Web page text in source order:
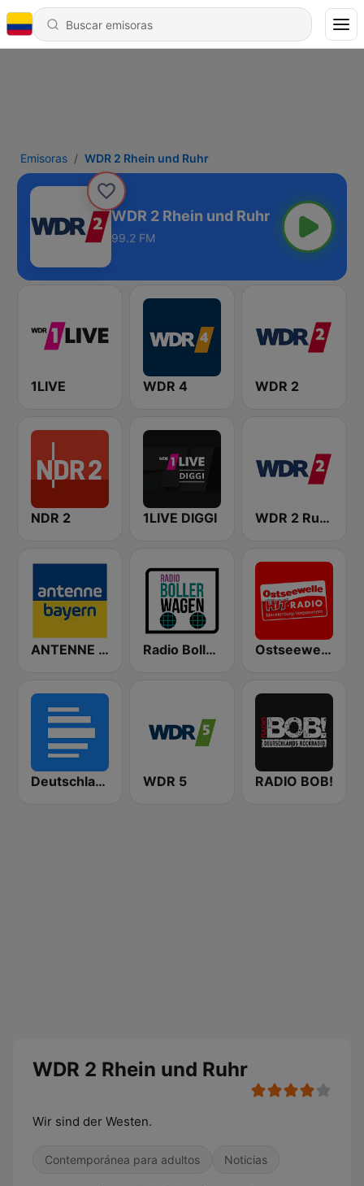
Emisoras WDR 2 Rhein und Ruhr
WDR 2 Rhein und Ruhr
99.2 FM
1LIVE WDR 4 WDR 2
NDR 2 1LIVE DIGGI WDR 2 Ruhrgebiet
ANTENNE BAYERN Radio Bollerwagen Ostseewelle Hit-Radio 105.6
Deutschlandfunk WDR 5 RADIO BOB!
WDR 2 Rhein und Ruhr
Wir sind der Westen.
Contemporánea para adultos Noticias